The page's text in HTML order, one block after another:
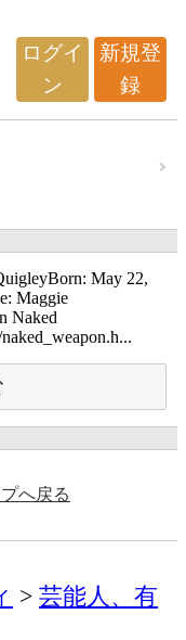
ログイ
ン
新規登
録
May 22,
Maggie
Naked
へ戻る
芸能人、有